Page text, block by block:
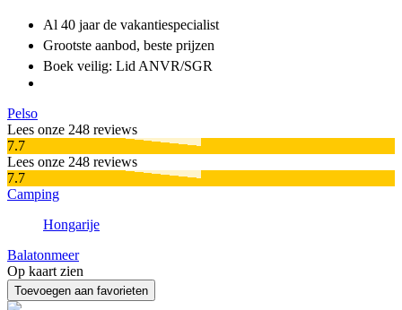
Al 40 jaarde vakantiespecialist
Grootste aanbod, beste prijzen
Boek veilig: Lid ANVR/SGR
Pelso
Lees onze 248 reviews
7.7
Lees onze 248 reviews
7.7
Camping
Hongarije
Balatonmeer
Op kaart zien
Toevoegen aan favorieten